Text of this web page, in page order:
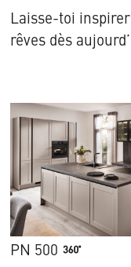
Laisse-toi
rêves dès
PN 500